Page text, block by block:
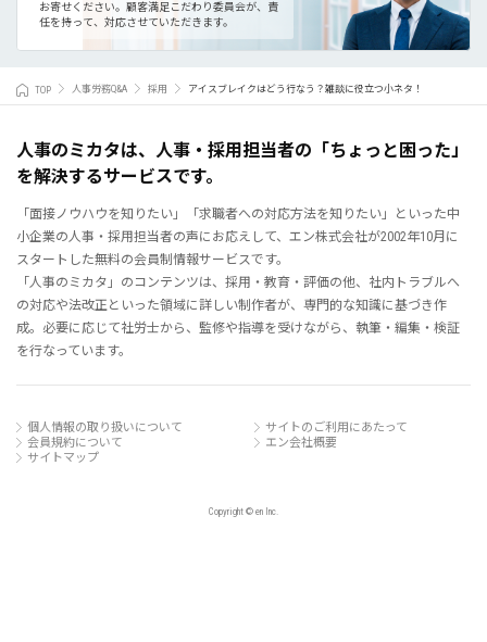
お寄せください。 顧客満足こだわり委員会が、責
任を持って、対応させていただきます。
TOP 人事労務Q&A 採用 アイスブレイクはどう行なう？雑談に役立つ小ネタ！
人事のミカタは、人事・採用担当者の「ちょっと困った」
を解決するサービスです。
「面接ノウハウを知りたい」「求職者への対応方法を知りたい」といった中
小企業の人事・採用担当者の声にお応えして、エン株式会社が2002年10月に
スタートした無料の会員制情報サービスです。
「人事のミカタ」のコンテンツは、採用・教育・評価の他、社内トラブルへ
の対応や法改正といった領域に詳しい制作者が、専門的な知識に基づき作
成。必要に応じて社労士から、監修や指導を受けながら、執筆・編集・検証
を行なっています。
個人情報の取り扱いについて
サイトのご利用にあたって
会員規約について
エン会社概要
サイトマップ
Copyright © en Inc.